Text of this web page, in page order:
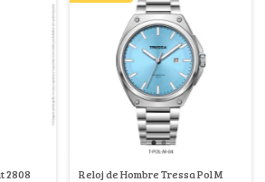
2808 Reloj de Hombre Tressa Pol M